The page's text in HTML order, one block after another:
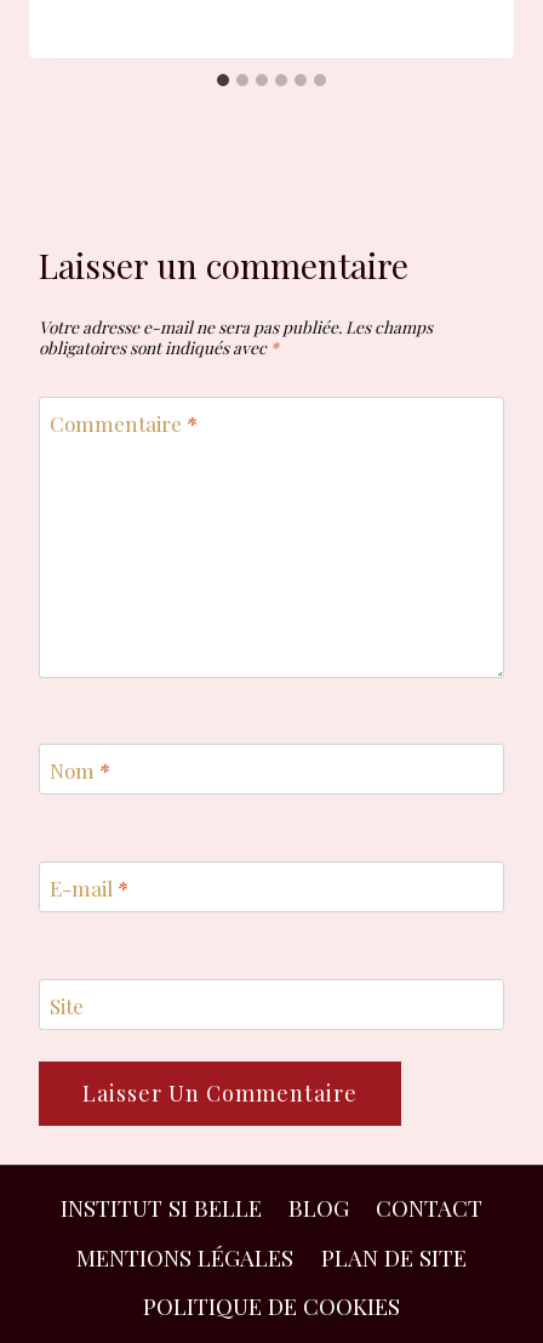
Laisser un commentaire
Votre adresse e-mail ne sera pas publiée. Les champs
obligatoires sont indiqués avec *
Commentaire *
Nom *
E-mail *
Site
INSTITUT SI BELLE BLOG
CONTACT
MENTIONS LÉGALES
PLAN DE SITE
POLITIQUE DE COOKIES